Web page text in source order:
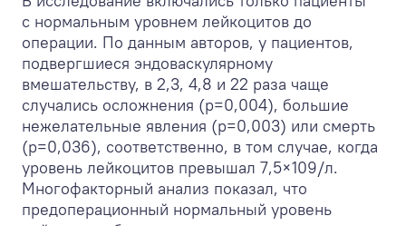
с нормальным уровнем лейкоцитов до
операции. По данным авторов, у пациентов,
подвергшиеся эндоваскулярному
вмешательству, в 2,3, 4,8 и 22 раза чаще
случались осложнения (р=0,004), большие
нежелательные явления (р=0,003) или смерть
(р=0,036), соответственно, в том случае, когда
уровень лейкоцитов превышал 7,5×109/л.
Многофакторный анализ показал, что
предоперационный нормальный уровень